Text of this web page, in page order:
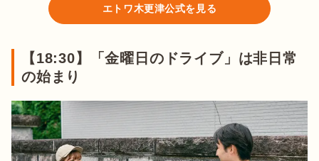
エトワ木更津公式を見る
【18:30】「金曜日のドライブ」は非日常
の始まり